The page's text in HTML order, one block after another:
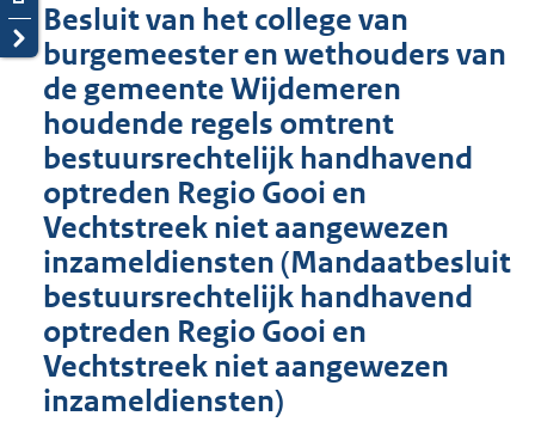
Besluit van het college van
burgemeester en wethouders van
de gemeente Wijdemeren
houdende regels omtrent
bestuursrechtelijk handhavend
optreden Regio Gooi en
Vechtstreek niet aangewezen
inzameldiensten (Mandaatbesluit
bestuursrechtelijk handhavend
optreden Regio Gooi en
Vechtstreek niet aangewezen
inzameldiensten)